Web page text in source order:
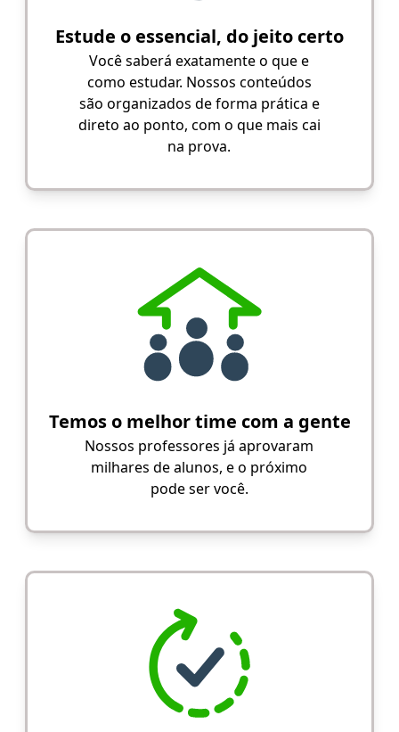
Estude o essencial, do jeito certo
Você saberá exatamente o que e
como estudar. Nossos conteúdos
são organizados de forma prática e
direto ao ponto, com o que mais cai
na prova.
Temos o melhor time com a gente
Nossos professores já aprovaram
milhares de alunos, e o próximo
pode ser você.